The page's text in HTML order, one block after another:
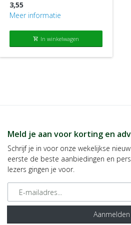
3,55
Meer informatie
shopping_cart In winkelwagen
Meld je aan voor korting en
Schrijf je in voor onze wekelijkse
eerste de beste aanbiedingen en
lezers gingen je voor.
E-mailadres
Aanmelden